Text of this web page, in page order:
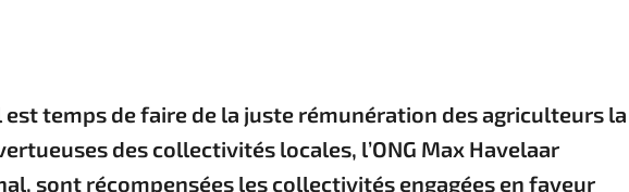
temps de faire de la juste rémunération des agriculteurs la
des collectivités locales, l’ONG Max Havelaar
sont récompensées les collectivités engagées en faveur